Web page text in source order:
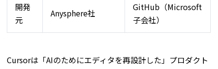
開発
元
Anysphere社
GitHub（Microsoft
子会社）
Cursorは「AIのためにエディタを再設計した」プロダクト